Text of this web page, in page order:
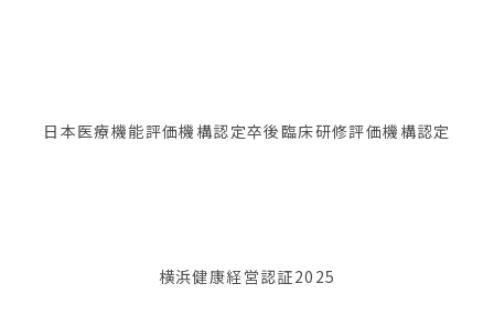
日本医療機能評価機構認定卒後臨床研修評価機構認定
横浜健康経営認証2025